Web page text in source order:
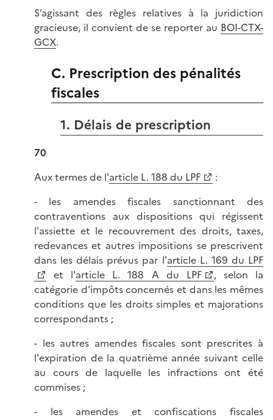
S’agissant des règles relatives à la juridiction
gracieuse, il convient de se reporter au BOI-CTX-
GCX.
C. Prescription des pénalités
fiscales
1. Délais de prescription
70
Aux termes de l'article L. 188 du LPF
:
- les amendes fiscales sanctionnant des
contraventions aux dispositions qui régissent
l'assiette et le recouvrement des droits, taxes,
redevances et autres impositions se prescrivent
dans les délais prévus par l'article L. 169 du LPF
et l'article L. 188 A du LPF
, selon la
catégorie d'impôts concernés et dans les mêmes
conditions que les droits simples et majorations
correspondants ;
- les autres amendes fiscales sont prescrites à
l'expiration de la quatrième année suivant celle
au cours de laquelle les infractions ont été
commises ;
- les amendes et confiscations fiscales